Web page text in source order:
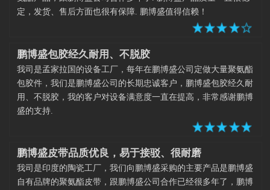
定，发货、售后方面也很有保障. 鹏博盛值得信赖！
鹏博盛包胶经久耐用、不脱胶
我司是孟家拉国的设备工厂，每年在鹏博盛公司定做大量聚氨酯
包胶件，我们是鹏博盛公司的长期忠诚客户，鹏博盛包胶经久耐
用、不脱胶，我的客户对设备满意度一直在提高，非常感谢鹏博
盛的支持.
鹏博盛皮带品质优良，易于接驳、很耐磨
我司是印度的陶瓷工厂，我们向鹏博盛采购的主要产品是鹏博盛
自有品牌的聚氨酯皮带，跟鹏博盛公司合作已经很多年了，鹏博